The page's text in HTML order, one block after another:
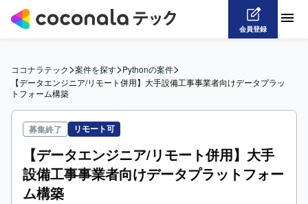
会員登録
ココナラテック>案件を探す>Pythonの案件>
【データエンジニア/リモート併用】大手設備工事事業者向けデータプラッ
トフォーム構築
募集終了 リモート可
【データエンジニア/リモート併用】大手
設備工事事業者向けデータプラットフォー
ム構築